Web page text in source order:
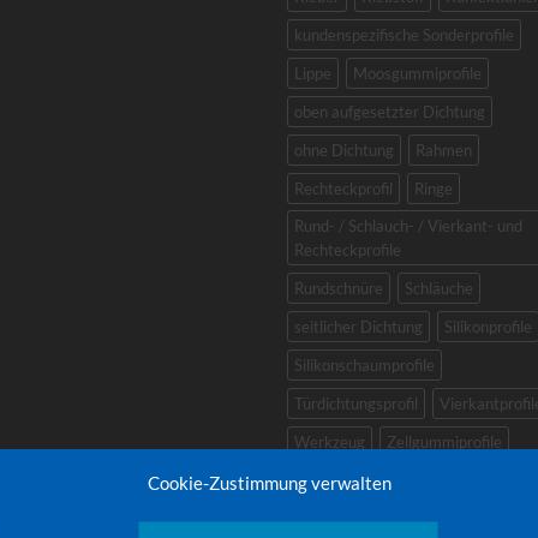
Cookie-Zustimmung verwalten
kundenspezifische Sonderprofile
Lippe
Moosgummiprofile
oben aufgesetzter Dichtung
ohne Dichtung
Rahmen
Rechteckprofil
Ringe
Rund- / Schlauch- / Vierkant- und
Rechteckprofile
Rundschnüre
Schläuche
seitlicher Dichtung
Silikonprofile
Silikonschaumprofile
Türdichtungsprofil
Werkzeug
Zellgummiprofile
zellige Profile